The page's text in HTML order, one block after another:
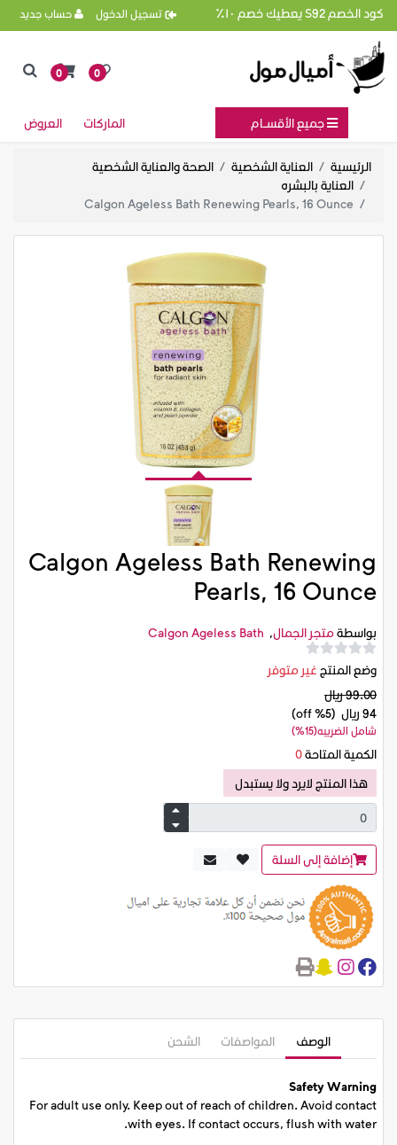
كود الخصم S92 يعطيك خصم ١٠٪ تسجيل الدخول حساب جديد
0
0
جميع الأقســام الماركات العروض
الرئيسية العناية الشخصية
الصحة والعناية الشخصية
العناية بالبشره
Calgon Ageless Bath Renewing Pearls, 16 Ounce
Calgon Ageless Bath Renewing
Pearls, 16 Ounce
بواسطةمتجر الجمال,
Calgon Ageless Bath
وضع المنتج غير متوفر
99.00 ريال
94 ريال
(5% off)
شامل الضريبه(15%)
الكمية المتاحة0
هذا المنتج لايرد ولا يستبدل
إضافة إلى السلة
الوصف المواصفات الشحن
Safety Warning
For adult use only. Keep out of reach of children. Avoid contact
with eyes. If contact occurs, flush with water.